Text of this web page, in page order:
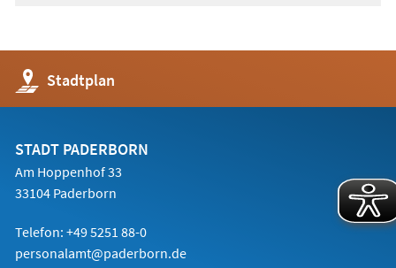
Stadtplan
(Öffnet
in
einem
Tab)
STADT PADERBORN
Am Hoppenhof 33
33104 Paderborn
Telefon: +49 5251 88-0
personalamt@paderborn.de